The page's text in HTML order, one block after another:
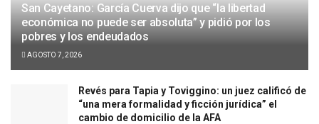
San Cayetano: García Cuerva dijo que “la libertad
económica no puede ser absoluta” y pidió por los
pobres y los endeudados
AGOSTO 7, 2026
Revés para Tapia y Toviggino: un juez calificó de
“una mera formalidad y ficción jurídica” el
cambio de domicilio de la AFA